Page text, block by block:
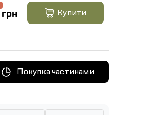
грн Купити
Покупка частинами